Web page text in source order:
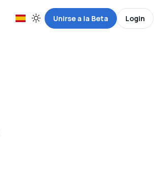
Unirse a la Beta Login